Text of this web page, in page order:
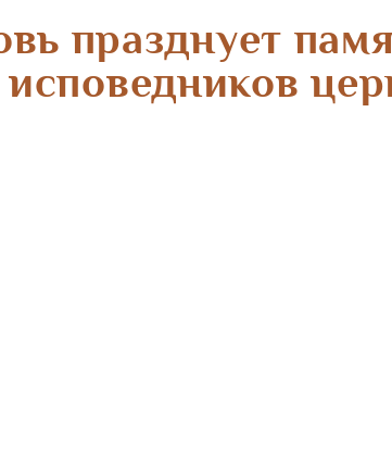
празднует
исповедников